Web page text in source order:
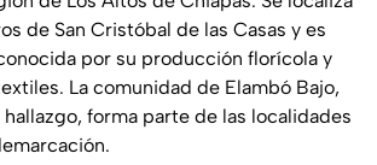
de San Cristóbal de las Casas y es
por su producción florícola y
La comunidad de Elambó Bajo,
forma parte de las localidades